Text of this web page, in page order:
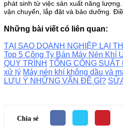
phát sinh từ việc sản xuất năng lượng.
vận chuyển, lắp đặt và bảo dưỡng.
Những bài viết có liên quan:
TẠI SAO DOANH NGHIỆP LẠI
Top 5 Công Ty Bán Máy Nén Khí
QUY TRÌNH TỔNG CÔNG
xử lý Máy nén khí không dầu và
LƯU Ý NHỮNG VẤN ĐỀ GÌ?
Chia sẻ